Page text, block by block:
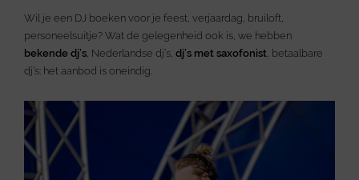
Wil je een DJ boeken voor je feest, verjaardag, bruiloft,
personeelsuitje? Wat de gelegenheid ook is, we hebben
bekende dj’s, Nederlandse dj’s, dj’s met saxofonist, betaalbare
dj’s: het aanbod is oneindig.